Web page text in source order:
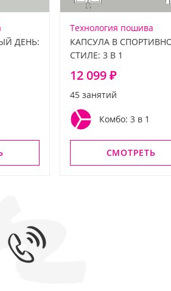
ДЕНЬ:
Технология пошива
КАПСУЛА В
СТИЛЕ: 3 В 1
12 099 ₽
45 занятий
Комбо: 3 в 1
СМОТРЕТЬ